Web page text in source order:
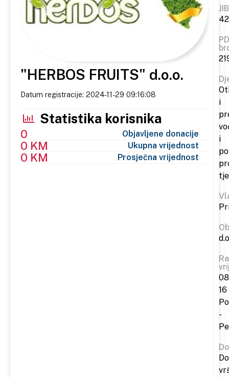
"HERBOS FRUITS" d.o.o.
Datum registracije: 2024-11-29 09:16:08
Statistika korisnika
0 Objavljene donacije
0 KM Ukupna vrijednost
0 KM Prosječna vrijednost
JIB
i
i
16
-